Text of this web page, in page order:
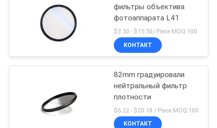
фильтры объектива
фотоаппарата L41
$3.50 - $15.50/ Piece MOQ:100
КОНТАКТ
82mm градуировали
нейтральный фильтр
плотности
$6.22 - $20.18 / Piece MOQ:100
КОНТАКТ